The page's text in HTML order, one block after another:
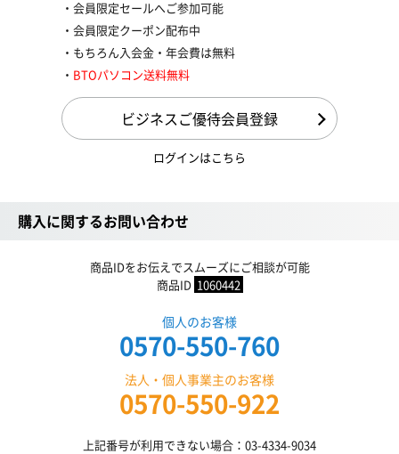
会員限定セールへご参加可能
会員限定クーポン配布中
もちろん入会金・年会費は無料
BTOパソコン送料無料
ビジネスご優待会員登録
ログインはこちら
購入に関するお問い合わせ
商品IDをお伝えでスムーズにご相談が可能
商品ID 1060442
個人のお客様
0570-550-760
法人・個人事業主のお客様
0570-550-922
上記番号が利用できない場合：03-4334-9034